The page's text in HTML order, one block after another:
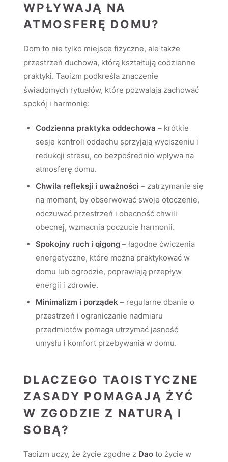
WPŁYWAJĄ NA
ATMOSFERĘ DOMU?
Dom to nie tylko miejsce fizyczne, ale także
przestrzeń duchowa, którą kształtują codzienne
praktyki. Taoizm podkreśla znaczenie
świadomych rytuałów, które pozwalają zachować
spokój i harmonię:
Codzienna praktyka oddechowa – krótkie
sesje kontroli oddechu sprzyjają wyciszeniu i
redukcji stresu, co bezpośrednio wpływa na
atmosferę domu.
Chwila refleksji i uważności – zatrzymanie się
na moment, by obserwować swoje otoczenie,
odczuwać przestrzeń i obecność chwili
obecnej, wzmacnia poczucie harmonii.
Spokojny ruch i qigong – łagodne ćwiczenia
energetyczne, które można praktykować w
domu lub ogrodzie, poprawiają przepływ
energii i zdrowie.
Minimalizm i porządek – regularne dbanie o
przestrzeń i ograniczanie nadmiaru
przedmiotów pomaga utrzymać jasność
umysłu i komfort przebywania w domu.
DLACZEGO TAOISTYCZNE
ZASADY POMAGAJĄ ŻYĆ
W ZGODZIE Z NATURĄ I
SOBĄ?
Taoizm uczy, że życie zgodne z Dao to życie w